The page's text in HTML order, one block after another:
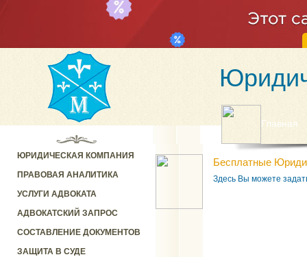
Главная
ЮРИДИЧЕСКАЯ КОМПАНИЯ
ПРАВОВАЯ АНАЛИТИКА
УСЛУГИ АДВОКАТА
АДВОКАТСКИЙ ЗАПРОС
СОСТАВЛЕНИЕ ДОКУМЕНТОВ
ЗАЩИТА В СУДЕ
Бесплатные
Здесь Вы можете